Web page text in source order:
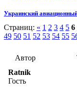
Украинский
Страниц: « 1 2 3 4 5 6
49 50 51 52 53 54 55
Автор
Ratnik
Гость